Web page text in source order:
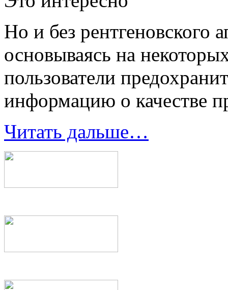
Но и без рентгеновского
основываясь на
пользователи
информацию о качестве
Читать дальше…